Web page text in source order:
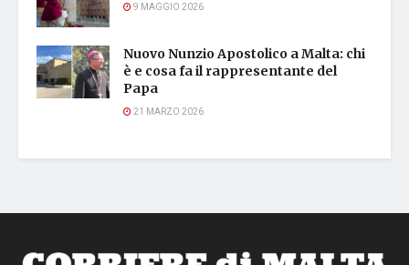
9 MAGGIO 2026
Nuovo Nunzio Apostolico a Malta: chi
è e cosa fa il rappresentante del
Papa
21 MARZO 2026